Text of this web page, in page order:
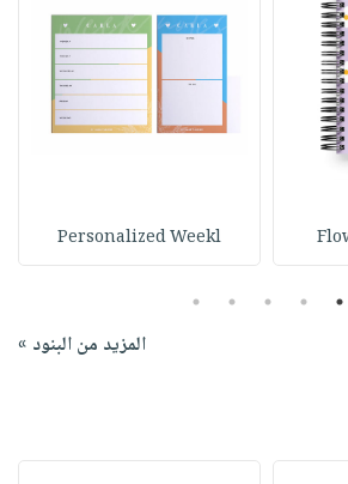
Personalized Weekl
1
2
3
4
5
المزيد من البنود »